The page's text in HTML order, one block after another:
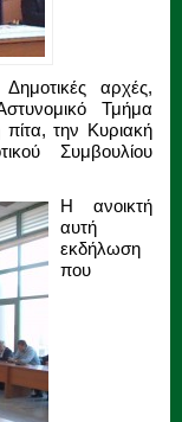
αρχές,
Τμήμα
την Κυριακή
Συμβουλίου
Η ανοικτή
αυτή
εκδήλωση
που